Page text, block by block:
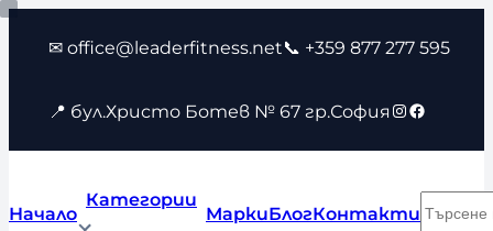
Към
съдържанието
✉ office@leaderfitness.net📞 +359 877 277 595
📍 бул.Христо Ботев № 67 гр.София Instagram
Facebook
Начало
Категории
МаркиБлогКонтакти